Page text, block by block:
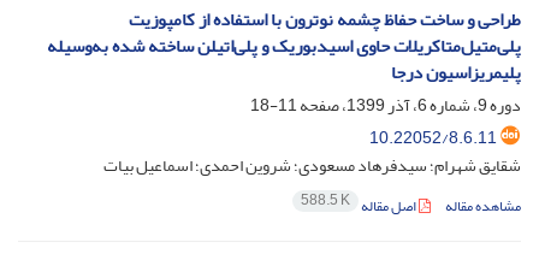
طراحی و ساخت حفاظ چشمه نوترون با استفاده از کامپوزیت
پلی‌متیل‌متاکریلات حاوی اسیدبوریک و پلی‌اتیلن ساخته شده به‌وسیله
پلیمریزاسیون درجا
دوره 9، شماره 6، آذر 1399، صفحه
11-18
10.22052/8.6.11
شقایق شهرام؛ سیدفرهاد مسعودی؛ شروین احمدی؛ اسماعیل بیات
مشاهده مقاله اصل مقاله 588.5 K